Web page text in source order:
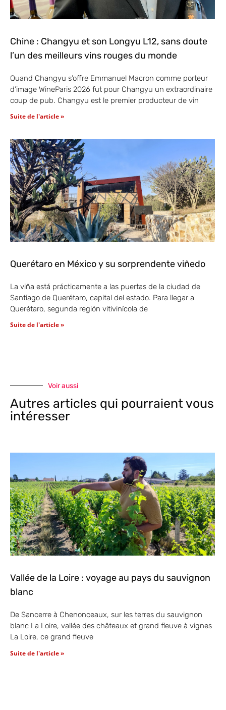
Chine : Changyu et son Longyu L12, sans doute
l’un des meilleurs vins rouges du monde
Quand Changyu s’offre Emmanuel Macron comme porteur
d’image WineParis 2026 fut pour Changyu un extraordinaire
coup de pub. Changyu est le premier producteur de vin
Suite de l'article »
Querétaro en México y su sorprendente viñedo
La viña está prácticamente a las puertas de la ciudad de
Santiago de Querétaro, capital del estado. Para llegar a
Querétaro, segunda región vitivinícola de
Suite de l'article »
Voir aussi
Autres articles qui pourraient vous
intéresser
Vallée de la Loire : voyage au pays du sauvignon
blanc
De Sancerre à Chenonceaux, sur les terres du sauvignon
blanc La Loire, vallée des châteaux et grand fleuve à vignes
La Loire, ce grand fleuve
Suite de l'article »